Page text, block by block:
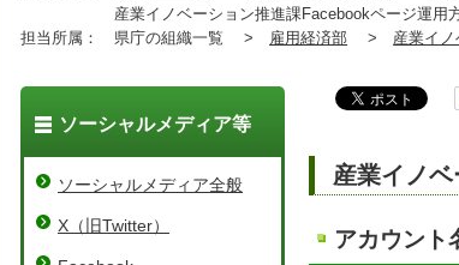
産業イノベーション推進課Facebookページ運用
担当所属：
県庁の組織一覧 > 雇用経済部 > 産業イ
産業イノ
アカウント
ソーシャルメディア等
ソーシャルメディア全般
X（旧Twitter）